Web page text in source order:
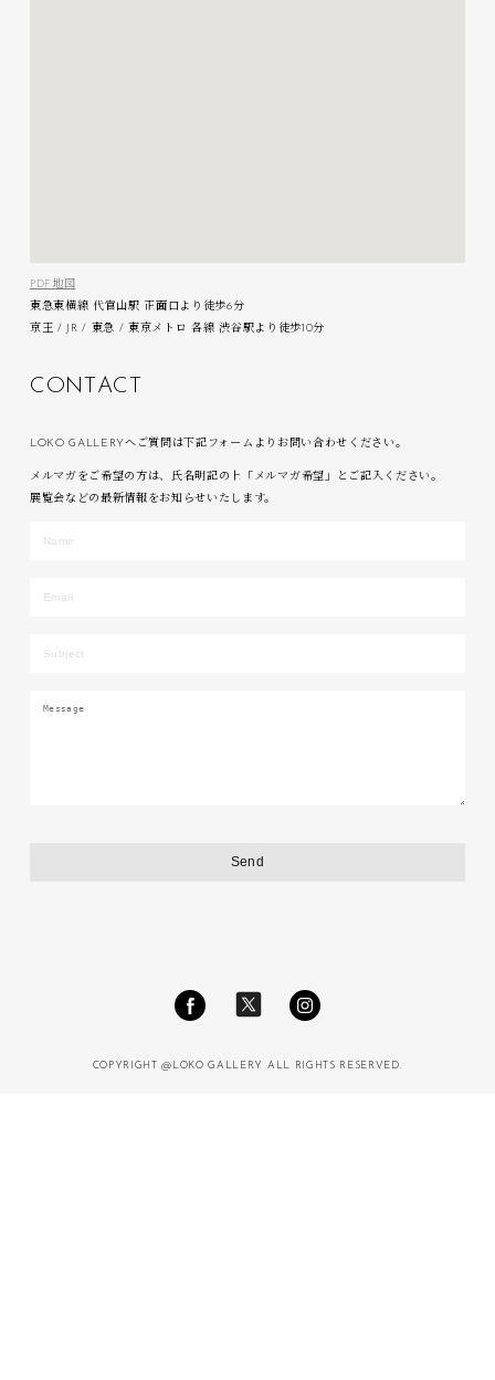
PDF地図
東急東横線 代官山駅 正面口より徒歩6分
京王 / JR / 東急 / 東京メトロ 各線 渋谷駅より徒歩10分
C O N AC
LOKO GALLERYへご質問は下記フォームよりお問い合わせください。
メルマガをご希望の方は、氏名明記の上「メルマガ希望」とご記入ください。
展覧会などの最新情報をお知らせいたします。
COPYRIGHT @LOKO GALLERY ALL RIGHTS RESERVED.